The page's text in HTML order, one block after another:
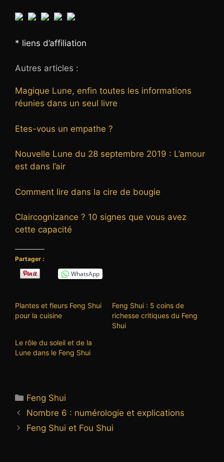
* liens d’affiliation
Autres articles :
Magique Lune, enfin toutes les informations
réunies dans un seul livre
Etes-vous un empathe ?
Nouvelle Lune du 28 septembre 2019 : L’amour
est dans l’air
Comment lire dans la cire de bougie
Claircognizance ? 10 signes que vous avez
cette capacité
Partager :
WhatsApp
Plantes et fleurs Feng Shui
pour la cuisine
Feng Shui : 5 coins de
richesse critiques du Feng
Shui
Le rôle du soleil et de la
Lune dans le Feng Shui
Catégories
Feng Shui
Nombre 6 : numérologie et explications
Feng Shui et Fou Shui